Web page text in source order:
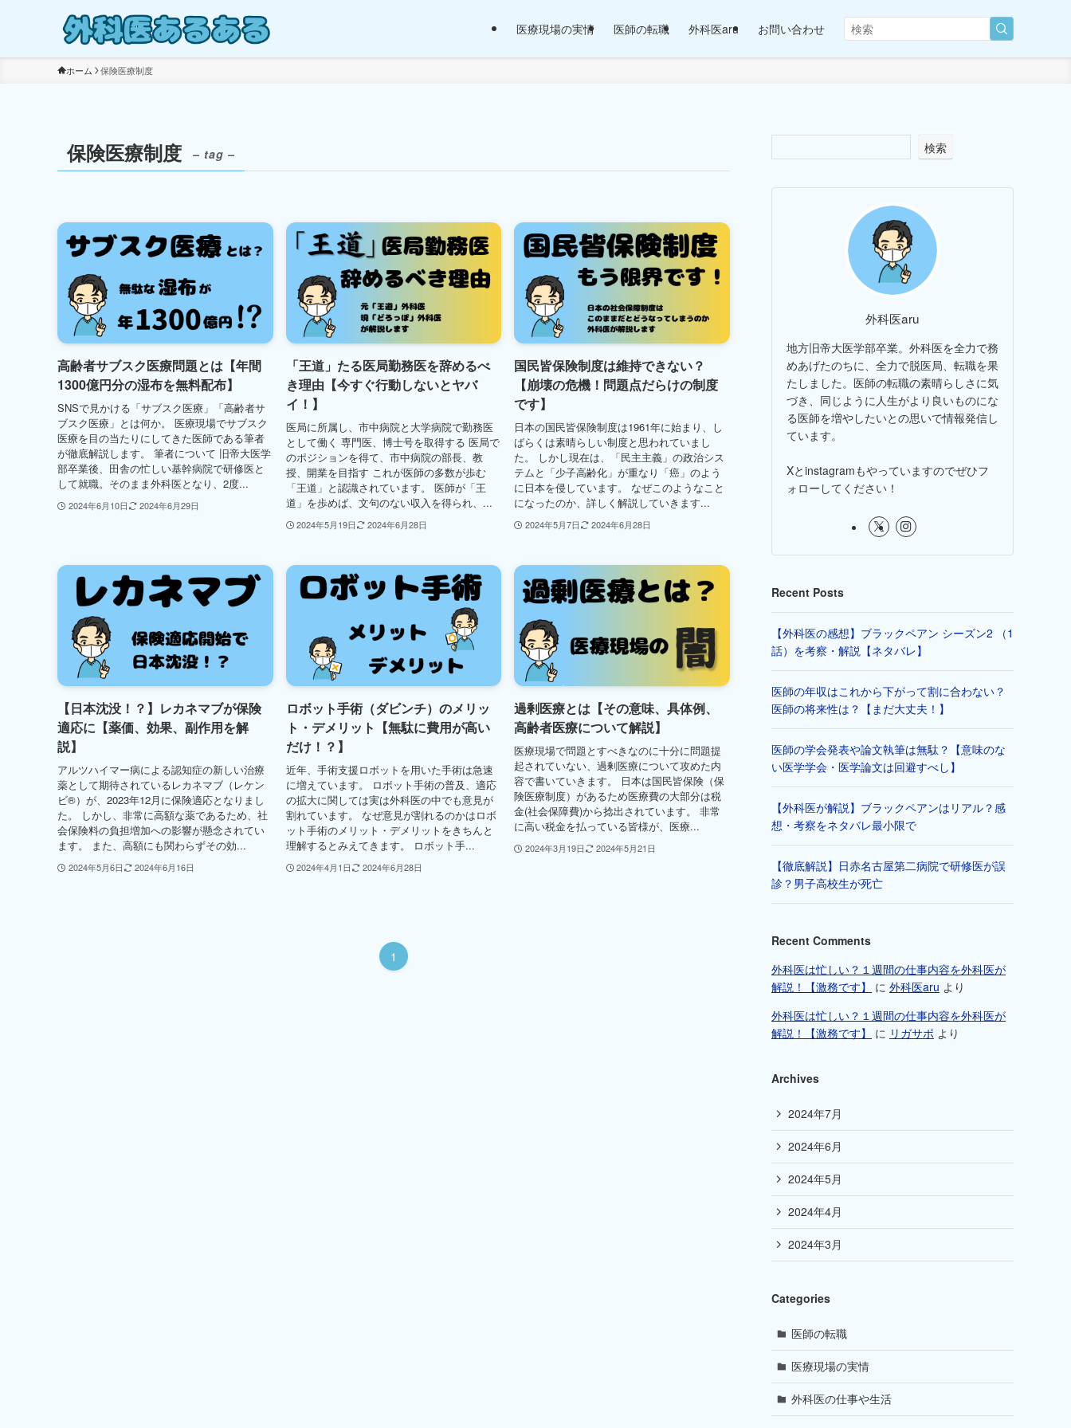
医療現場の実情 医師の転職 外科医aru お問い合わせ
ホーム 保険医療制度
保険医療制度 – tag –
高齢者サブスク医療問題とは【年間
1300億円分の湿布を無料配布】
SNSで見かける「サブスク医療」「高齢者サ
ブスク医療」とは何か。 医療現場でサブスク
医療を目の当たりにしてきた医師である筆者
が徹底解説します。 筆者について 旧帝大医学
部卒業後、田舎の忙しい基幹病院で研修医と
して就職。そのまま外科医となり、2度...
2024年6月10日 2024年6月29日
「王道」たる医局勤務医を辞めるべ
き理由【今すぐ行動しないとヤバ
イ！】
医局に所属し、市中病院と大学病院で勤務医
として働く 専門医、博士号を取得する 医局で
のポジションを得て、市中病院の部長、教
授、開業を目指す これが医師の多数が歩む
「王道」と認識されています。 医師が「王
道」を歩めば、文句のない収入を得られ、...
2024年5月19日 2024年6月28日
国民皆保険制度は維持できない？
【崩壊の危機！問題点だらけの制度
です】
日本の国民皆保険制度は1961年に始まり、し
ばらくは素晴らしい制度と思われていまし
た。 しかし現在は、「民主主義」の政治シス
テムと「少子高齢化」が重なり「癌」のよう
に日本を侵しています。 なぜこのようなこと
になったのか、詳しく解説していきます...
2024年5月7日 2024年6月28日
【日本沈没！？】レカネマブが保険
適応に【薬価、効果、副作用を解
説】
アルツハイマー病による認知症の新しい治療
薬として期待されているレカネマブ（レケン
ビ®︎）が、2023年12月に保険適応となりまし
た。 しかし、非常に高額な薬であるため、社
会保険料の負担増加への影響が懸念されてい
ます。 また、高額にも関わらずその効...
2024年5月6日 2024年6月16日
ロボット手術（ダビンチ）のメリッ
ト・デメリット【無駄に費用が高い
だけ！？】
近年、手術支援ロボットを用いた手術は急速
に増えています。 ロボット手術の普及、適応
の拡大に関しては実は外科医の中でも意見が
割れています。 なぜ意見が割れるのかはロボ
ット手術のメリット・デメリットをきちんと
理解するとみえてきます。 ロボット手...
2024年4月1日 2024年6月28日
過剰医療とは【その意味、具体例、
高齢者医療について解説】
医療現場で問題とすべきなのに十分に問題提
起されていない、過剰医療について攻めた内
容で書いていきます。 日本は国民皆保険（保
険医療制度）があるため医療費の大部分は税
金(社会保障費)から捻出されています。 非常
に高い税金を払っている皆様が、医療...
2024年3月19日 2024年5月21日
1
検索
外科医aru
地方旧帝大医学部卒業。外科医を全力で務
めあげたのちに、全力で脱医局、転職を果
たしました。医師の転職の素晴らしさに気
づき、同じように人生がより良いものにな
る医師を増やしたいとの思いで情報発信し
ています。
Xとinstagramもやっていますのでぜひフ
ォローしてください！
Recent Posts
【外科医の感想】ブラックペアン シーズン2 （1
話）を考察・解説【ネタバレ】
医師の年収はこれから下がって割に合わない？
医師の将来性は？【まだ大丈夫！】
医師の学会発表や論文執筆は無駄？【意味のな
い医学学会・医学論文は回避すべし】
【外科医が解説】ブラックペアンはリアル？感
想・考察をネタバレ最小限で
【徹底解説】日赤名古屋第二病院で研修医が誤
診？男子高校生が死亡
Recent Comments
外科医は忙しい？１週間の仕事内容を外科医が
解説！【激務です】
に 外科医aru より
外科医は忙しい？１週間の仕事内容を外科医が
解説！【激務です】
に リガサポ より
Archives
2024年7月
2024年6月
2024年5月
2024年4月
2024年3月
Categories
医師の転職
医療現場の実情
外科医の仕事や生活